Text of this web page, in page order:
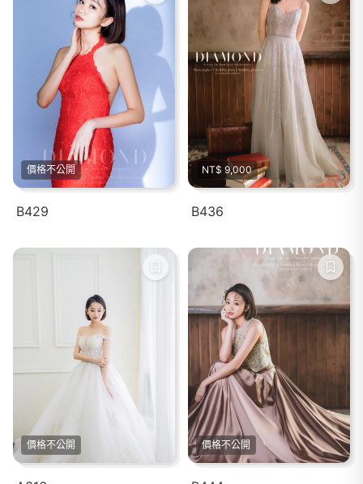
價格不公開
B429
NT$ 9,000
B436
價格不公開 價格不公開